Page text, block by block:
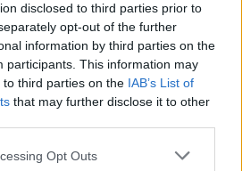
disclosed to third parties prior to
opt-out of the further
information by third parties on the
participants. This information may
third parties on the IAB’s List of
that may further disclose it to other
Opt Outs
yjet
Çfarë përfitimesh mund të
sjellin fistekët për